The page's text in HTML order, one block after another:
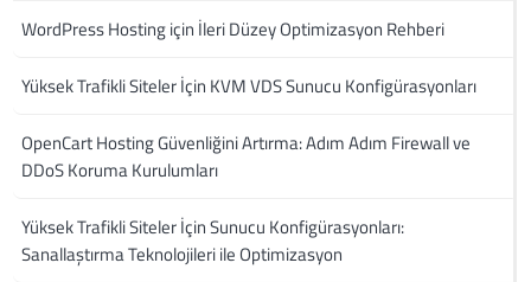
WordPress Hosting için İleri Düzey Optimizasyon Rehberi
Yüksek Trafikli Siteler İçin KVM VDS Sunucu Konfigürasyonları
OpenCart Hosting Güvenliğini Artırma: Adım Adım Firewall ve
DDoS Koruma Kurulumları
Yüksek Trafikli Siteler İçin Sunucu Konfigürasyonları:
Sanallaştırma Teknolojileri ile Optimizasyon